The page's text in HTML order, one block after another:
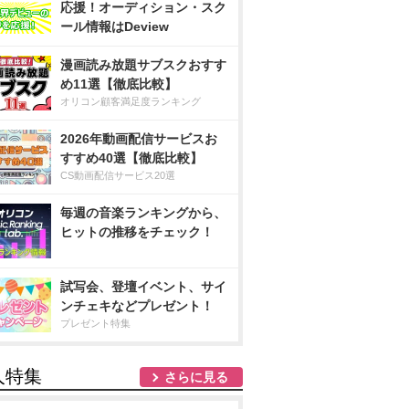
応援！オーディション・スク
ール情報はDeview
漫画読み放題サブスクおすす
め11選【徹底比較】
オリコン顧客満足度ランキング
2026年動画配信サービスお
すすめ40選【徹底比較】
CS動画配信サービス20選
毎週の音楽ランキングから、
ヒットの推移をチェック！
試写会、登壇イベント、サイ
ンチェキなどプレゼント！
プレゼント特集
特集 さらに見る